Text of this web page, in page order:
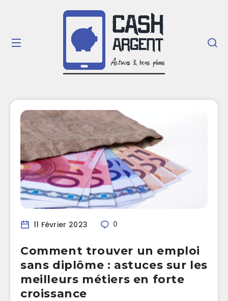
11 Février 2023 0
Comment trouver un emploi
sans diplôme : astuces sur les
meilleurs métiers en forte
croissance